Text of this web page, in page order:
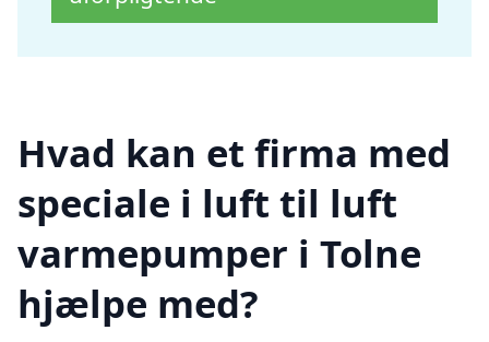
Hvad kan et firma med
speciale i luft til luft
varmepumper i Tolne
hjælpe med?